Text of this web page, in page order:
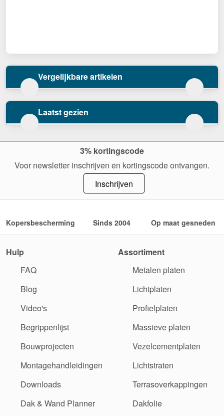
Vergelijkbare artikelen
Laatst gezien
3% kortingscode
Voor newsletter inschrijven en kortingscode ontvangen.
Inschrijven
Kopersbescherming Sinds 2004 Op maat gesneden
Hulp
FAQ
Blog
Video's
Begrippenlijst
Bouwprojecten
Montagehandleidingen
Downloads
Dak & Wand Planner
Assortiment
Metalen platen
Lichtplaten
Profielplaten
Massieve platen
Vezelcementplaten
Lichtstraten
Terrasoverkappingen
Dakfolie